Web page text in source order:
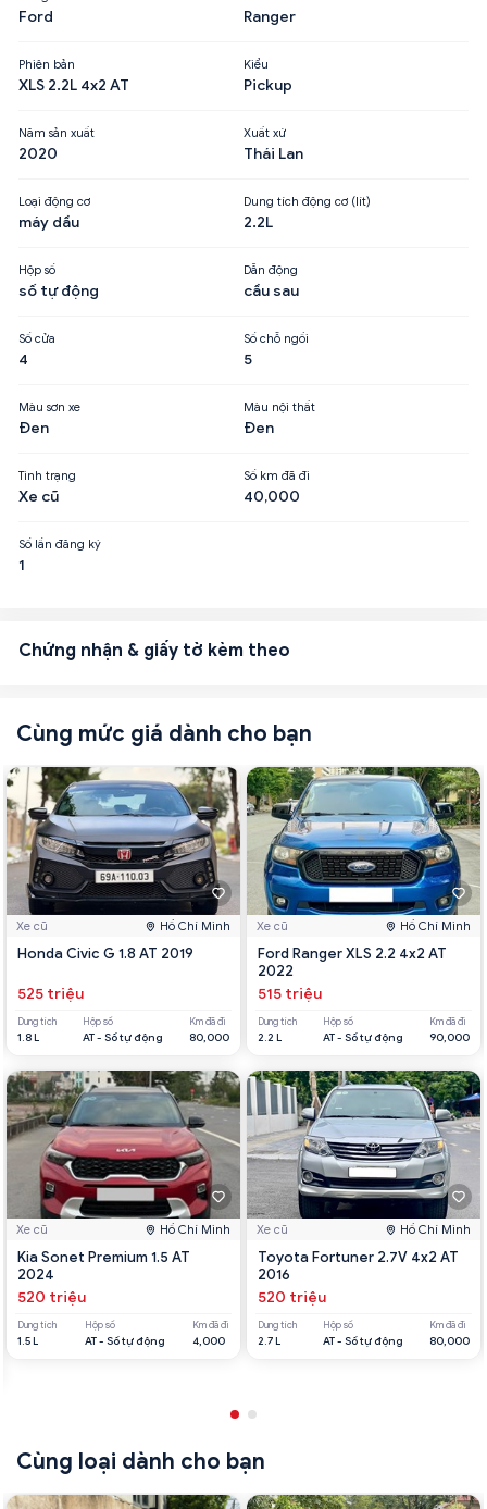
Ford Ranger
Phiên bản
XLS 2.2L 4x2 AT
Kiểu
Pickup
Năm sản xuất
2020
Xuất xứ
Thái Lan
Loại động cơ
máy dầu
Dung tích động cơ (lít)
2.2L
Hộp số
số tự động
Dẫn động
cầu sau
Số cửa
4
Số chỗ ngồi
5
Màu sơn xe
Đen
Màu nội thất
Đen
Tình trạng
Xe cũ
Số km đã đi
40,000
Số lần đăng ký
1
Chứng nhận & giấy tờ kèm theo
Cùng mức giá dành cho bạn
Xe cũ Hồ Chí Minh
Honda Civic G 1.8 AT 2019
525 triệu
Dung tích
1.8 L
Hộp số
AT - Số tự động
Km đã đi
80,000
Xe cũ Hồ Chí Minh
Kia Sonet Premium 1.5 AT
2024
520 triệu
Dung tích
1.5 L
Hộp số
AT - Số tự động
Km đã đi
4,000
Xe cũ Hồ Chí Minh
Ford Ranger XLS 2.2 4x2 AT
2022
515 triệu
Dung tích
2.2 L
Hộp số
AT - Số tự động
Km đã đi
90,000
Xe cũ Hồ Chí Minh
Toyota Fortuner 2.7V 4x2 AT
2016
520 triệu
Dung tích
2.7 L
Hộp số
AT - Số tự động
Km đã đi
80,000
Cùng loại dành cho bạn